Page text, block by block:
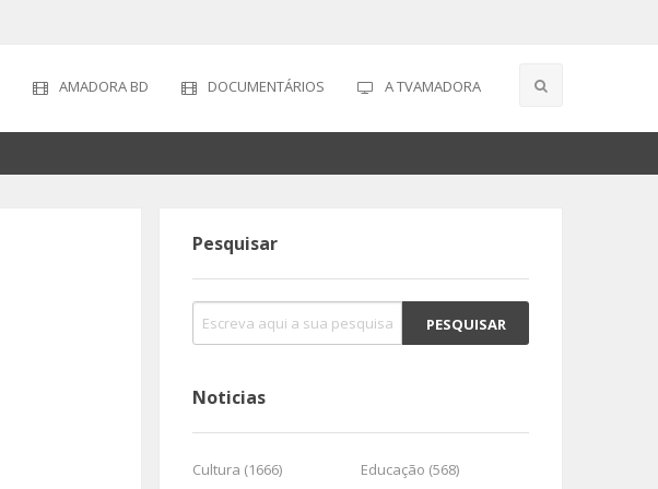
AMADORA BD DOCUMENTÁRIOS A TVAMADORA
Pesquisar
Noticias
Cultura (1666)
Educação (568)